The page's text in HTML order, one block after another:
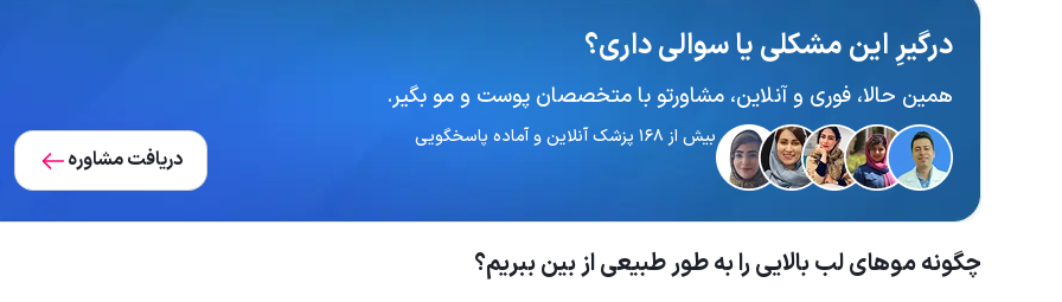
درگیرِ این مشکلی یا سوالی داری؟
همین حالا، فوری و آنلاین، مشاورتو با متخصصان پوست و مو بگیر.
بیش از ۱۶۸ پزشک آنلاین و آماده پاسخگویی
دریافت مشاوره
چگونه موهای لب بالایی را به طور طبیعی از بین ببریم؟